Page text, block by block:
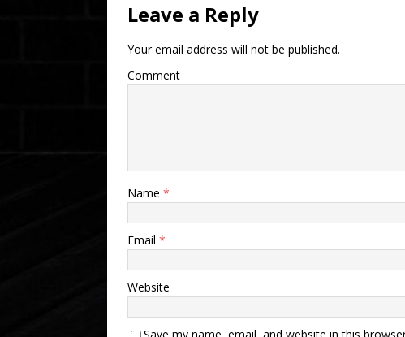
Leave a Reply
Your email address will not be published.
Comment
Name *
Email *
Website